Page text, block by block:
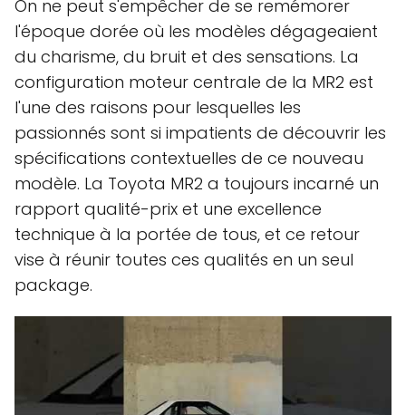
On ne peut s'empêcher de se remémorer
l'époque dorée où les modèles dégageaient
du charisme, du bruit et des sensations. La
configuration moteur centrale de la MR2 est
l'une des raisons pour lesquelles les
passionnés sont si impatients de découvrir les
spécifications contextuelles de ce nouveau
modèle. La Toyota MR2 a toujours incarné un
rapport qualité-prix et une excellence
technique à la portée de tous, et ce retour
vise à réunir toutes ces qualités en un seul
package.